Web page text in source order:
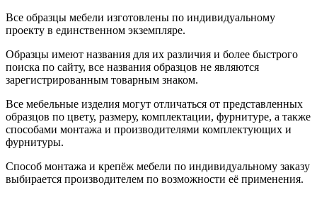
Все образцы мебели изготовлены по индивидуальному
проекту в единственном экземпляре.
Образцы имеют названия для их различия и более быстрого
поиска по сайту, все названия образцов не являются
зарегистрированным товарным знаком.
Все мебельные изделия могут отличаться от представленных
образцов по цвету, размеру, комплектации, фурнитуре, а также
способами монтажа и производителями комплектующих и
фурнитуры.
Способ монтажа и крепёж мебели по индивидуальному заказу
выбирается производителем по возможности её применения.